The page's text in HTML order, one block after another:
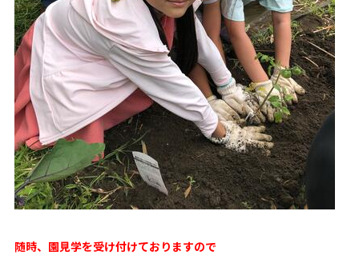
随時、園見学を受け付けておりますので